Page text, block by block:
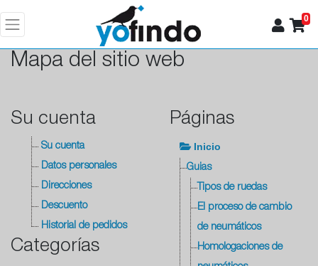
0
Mapa del sitio web
Su cuenta
Su cuenta
Datos personales
Direcciones
Descuento
Historial de pedidos
Categorías
Páginas
Inicio
Guias
Tipos de ruedas
El proceso de cambio
de neumáticos
Homologaciones de